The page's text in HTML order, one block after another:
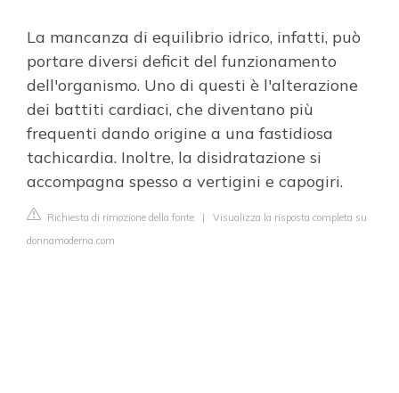
La mancanza di equilibrio idrico, infatti, può
portare diversi deficit del funzionamento
dell'organismo. Uno di questi è l'alterazione
dei battiti cardiaci, che diventano più
frequenti dando origine a una fastidiosa
tachicardia. Inoltre, la disidratazione si
accompagna spesso a vertigini e capogiri.
Richiesta di rimozione della fonte | Visualizza la risposta completa su
donnamoderna.com